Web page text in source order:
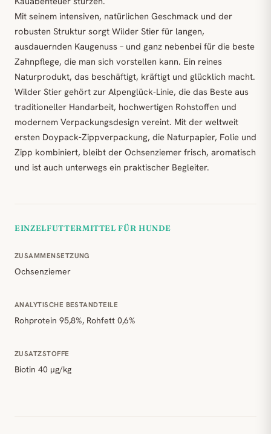
Mit seinem intensiven, natürlichen Geschmack und der
robusten Struktur sorgt Wilder Stier für langen,
ausdauernden Kaugenuss – und ganz nebenbei für die beste
Zahnpflege, die man sich vorstellen kann. Ein reines
Naturprodukt, das beschäftigt, kräftigt und glücklich macht.
Wilder Stier gehört zur Alpenglück-Linie, die das Beste aus
traditioneller Handarbeit, hochwertigen Rohstoffen und
modernem Verpackungsdesign vereint. Mit der weltweit
ersten Doypack-Zippverpackung, die Naturpapier, Folie und
Zipp kombiniert, bleibt der Ochsenziemer frisch, aromatisch
und ist auch unterwegs ein praktischer Begleiter.
EINZELFUTTERMITTEL FÜR HUNDE
ZUSAMMENSETZUNG
Ochsenziemer
ANALYTISCHE BESTANDTEILE
Rohprotein 95,8%, Rohfett 0,6%
ZUSATZSTOFFE
Biotin 40 µg/kg